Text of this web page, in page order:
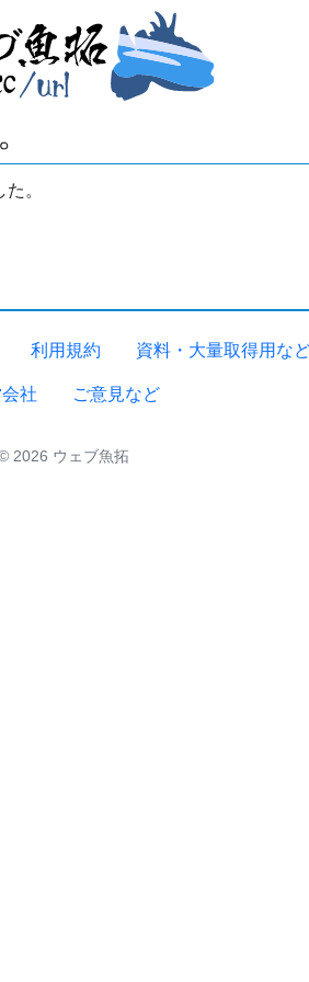
。
利用規約 資料・大量取得用な
社 ご意見など
2026 ウェブ魚拓